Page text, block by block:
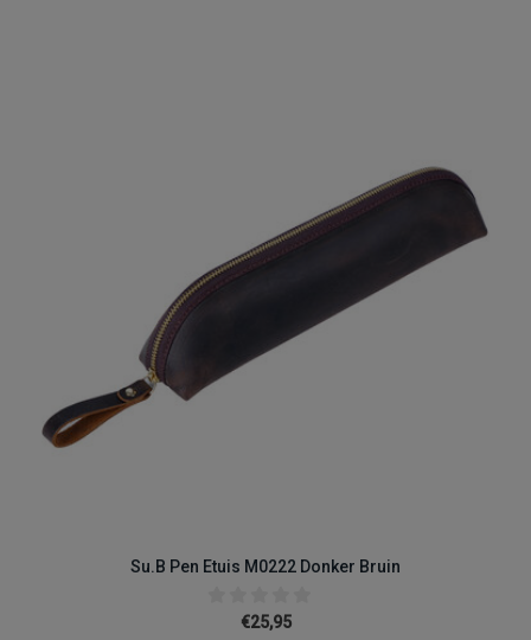
Su.B Pen Etuis M0222 Donker Bruin
€25,95